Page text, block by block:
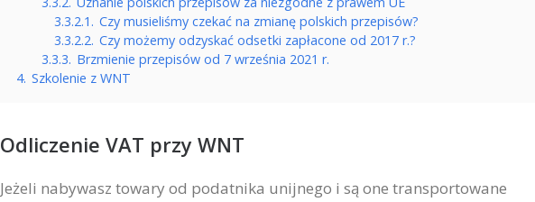
3.3.2.1. Czy musieliśmy czekać na zmianę polskich przepisów?
3.3.2.2. Czy możemy odzyskać odsetki zapłacone od 2017 r.?
3.3.3. Brzmienie przepisów od 7 września 2021 r.
4. Szkolenie z WNT
Odliczenie VAT przy WNT
Jeżeli nabywasz towary od podatnika unijnego i są one transportowane